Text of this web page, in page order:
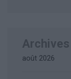
Archives
août 2026